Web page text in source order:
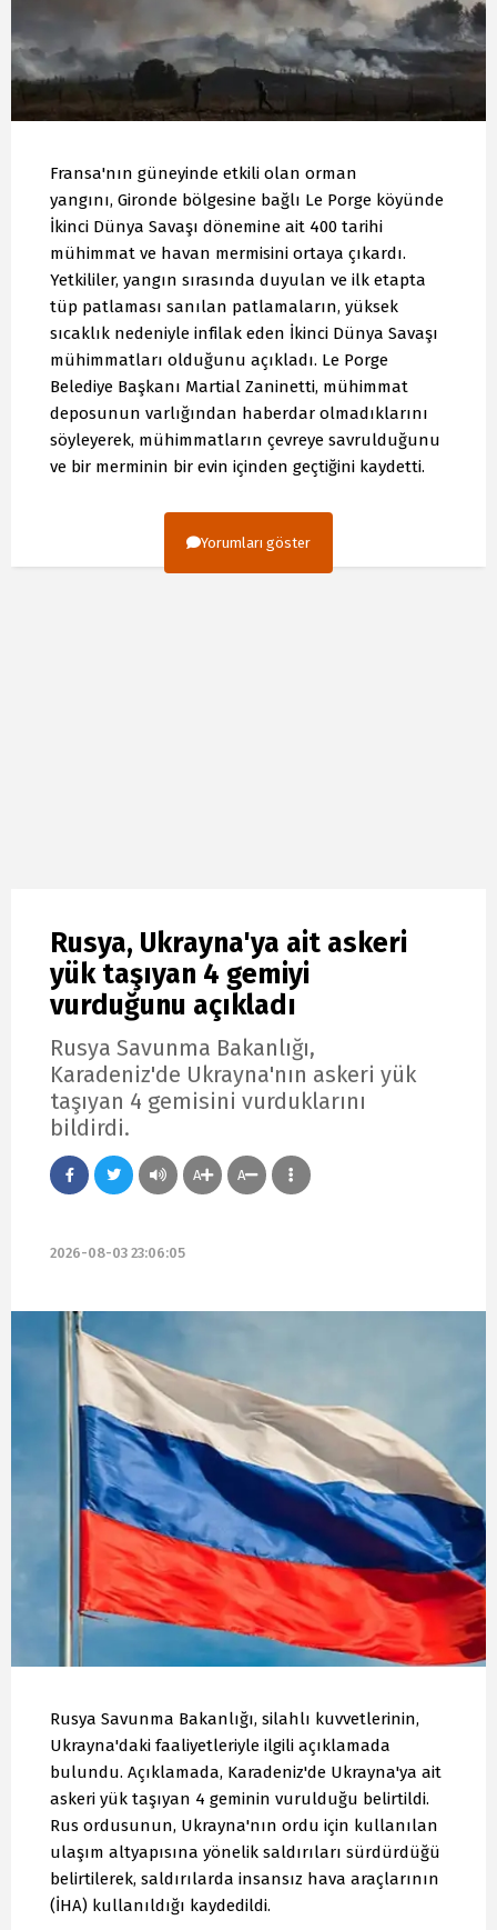
Fransa'nın güneyinde etkili olan orman
yangını, Gironde bölgesine bağlı Le Porge köyünde
İkinci Dünya Savaşı dönemine ait 400 tarihi
mühimmat ve havan mermisini ortaya çıkardı.
Yetkililer, yangın sırasında duyulan ve ilk etapta
tüp patlaması sanılan patlamaların, yüksek
sıcaklık nedeniyle infilak eden İkinci Dünya Savaşı
mühimmatları olduğunu açıkladı. Le Porge
Belediye Başkanı Martial Zaninetti, mühimmat
deposunun varlığından haberdar olmadıklarını
söyleyerek, mühimmatların çevreye savrulduğunu
ve bir merminin bir evin içinden geçtiğini kaydetti.
Yorumları göster
Rusya, Ukrayna'ya ait askeri
yük taşıyan 4 gemiyi
vurduğunu açıkladı
Rusya Savunma Bakanlığı,
Karadeniz'de Ukrayna'nın askeri yük
taşıyan 4 gemisini vurduklarını
bildirdi.
A A
2026-08-03 23:06:05
Rusya Savunma Bakanlığı, silahlı kuvvetlerinin,
Ukrayna'daki faaliyetleriyle ilgili açıklamada
bulundu. Açıklamada, Karadeniz'de Ukrayna'ya ait
askeri yük taşıyan 4 geminin vurulduğu belirtildi.
Rus ordusunun, Ukrayna'nın ordu için kullanılan
ulaşım altyapısına yönelik saldırıları sürdürdüğü
belirtilerek, saldırılarda insansız hava araçlarının
(İHA) kullanıldığı kaydedildi.